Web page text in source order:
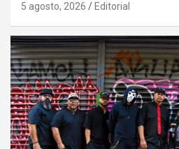
5 agosto, 2026 Editorial